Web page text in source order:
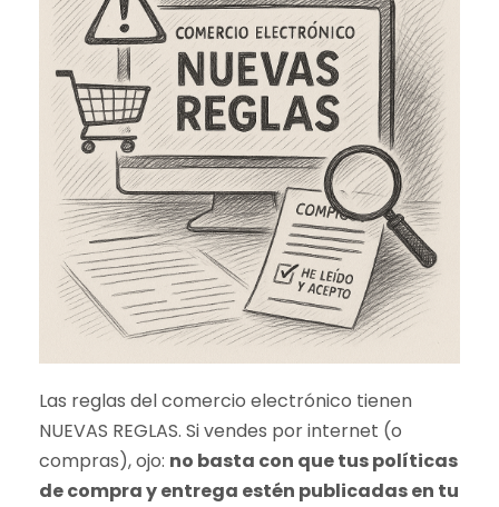
Las reglas del comercio electrónico tienen
NUEVAS REGLAS. Si vendes por internet (o
compras), ojo: no basta con que tus políticas
de compra y entrega estén publicadas en tu